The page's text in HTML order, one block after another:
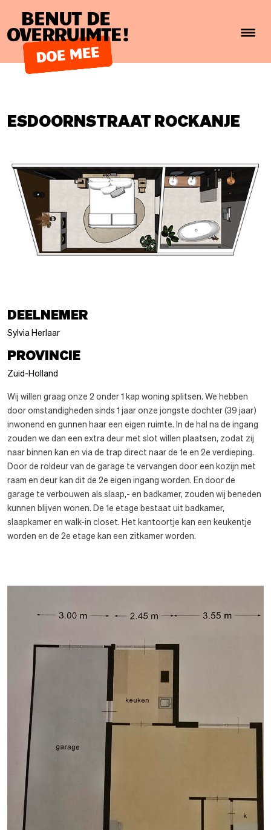
ESDOORNSTRAAT ROCKANJE
DEELNEMER
Sylvia Herlaar
PROVINCIE
Zuid-Holland
Wij willen graag onze 2 onder 1 kap woning splitsen. We hebben
door omstandigheden sinds 1 jaar onze jongste dochter (39 jaar)
inwonend en gunnen haar een eigen ruimte. In de hal na de ingang
zouden we dan een extra deur met slot willen plaatsen, zodat zij
naar binnen kan en via de trap direct naar de 1e en 2e verdieping.
Door de roldeur van de garage te vervangen door een kozijn met
raam en deur kan dit de 2e eigen ingang worden. En door de
garage te verbouwen als slaap,- en badkamer, zouden wij beneden
kunnen blijven wonen. De 1e etage bestaat uit badkamer,
slaapkamer en walk-in closet. Het kantoortje kan een keukentje
worden en de 2e etage kan een zitkamer worden.